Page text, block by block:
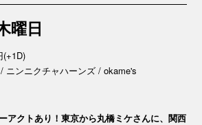
曜日
(+1D)
ニンニクチャハーンズ / okame's
アクトあり！東京から丸橋ミケさんに、関西